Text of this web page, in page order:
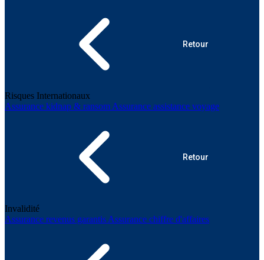
Retour
Risques Internationaux
Assurance kidnap & ransom Assurance assistance voyage
Retour
Invalidité
Assurance revenus garantis Assurance chiffre d'affaires